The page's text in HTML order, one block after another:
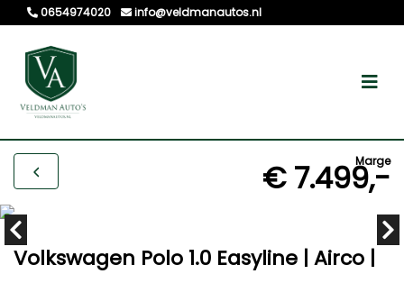
0654974020 info@veldmanautos.nl
Marge
€ 7.499,-
Volkswagen Polo 1.0 Easyline | Airco |